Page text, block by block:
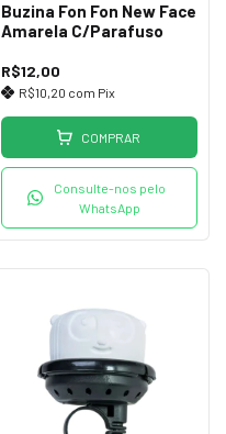
Buzina Fon Fon New Face
Amarela C/Parafuso
R$12,00
R$10,20 com Pix
COMPRAR
Consulte-nos pelo
WhatsApp